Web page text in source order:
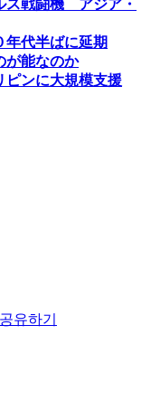
ス戦闘機 アジア・
年代半ばに延期
が能なのか
ンに大規模支援
공유하기